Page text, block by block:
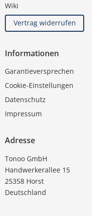
Wiki
Vertrag widerrufen
Informationen
Garantieversprechen
Cookie-Einstellungen
Datenschutz
Impressum
Adresse
Tonoo GmbH
Handwerkerallee 15
25358 Horst
Deutschland